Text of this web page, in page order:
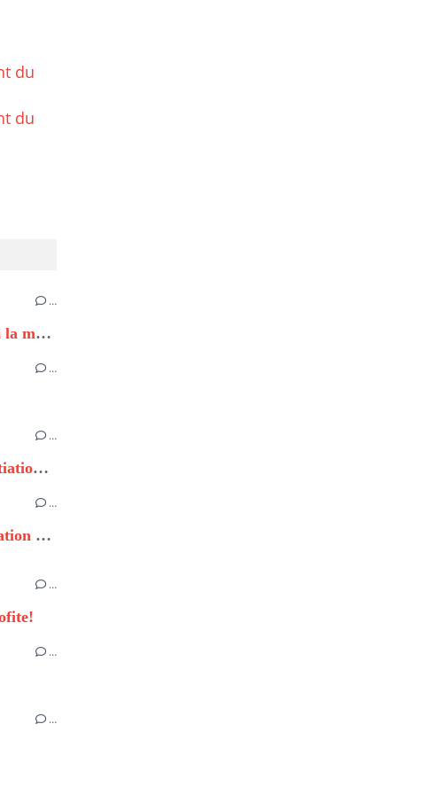
…
Le mantrailing, cette activité à la mode
…
…
Journée de découverte et d'initiation à la zoopharmacognosie
…
Petit essai autour de la stérilisation du chien
…
…
…
du
du